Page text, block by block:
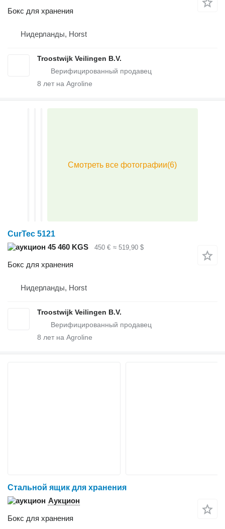
Бокс для хранения
Нидерланды, Horst
Troostwijk Veilingen B.V.
8 лет на Agroline
CurTec 5121
45 460 KGS
450 € ≈ 519,90 $
Бокс для хранения
Нидерланды, Horst
Troostwijk Veilingen B.V.
8 лет на Agroline
Стальной ящик для хранения
Аукцион
Бокс для хранения